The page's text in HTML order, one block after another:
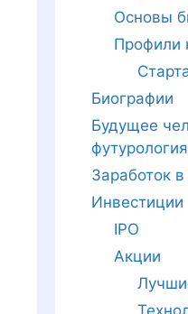
Основы
Профили
Биографии
Будущее
футурология
Заработок
Инвестиции
IPO
Акции